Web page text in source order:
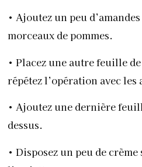
• Ajoutez un peu
morceaux de pommes.
• Placez une autre feuille
répétez l’opération avec les
• Ajoutez une dernière
dessus.
• Disposez un peu de